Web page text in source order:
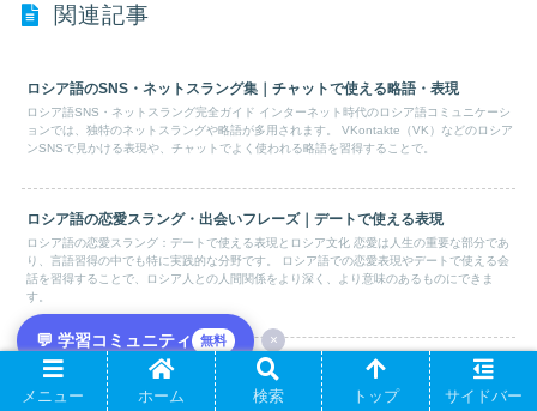
💬 学習コミュニティ 無料 ×
関連記事
ロシア語のSNS・ネットスラング集｜チャットで使える略語・表現
ロシア語SNS・ネットスラング完全ガイド インターネット時代のロシア語コミュニケーシ
ョンでは、独特のネットスラングや略語が多用されます。 VKontakte（VK）などのロシア
ンSNSで見かける表現や、チャットでよく使われる略語を習得することで。
ロシア語の恋愛スラング・出会いフレーズ｜デートで使える表現
ロシア語の恋愛スラング：デートで使える表現とロシア文化 恋愛は人生の重要な部分であ
り、言語習得の中でも特に実践的な分野です。 ロシア語での恋愛表現やデートで使える会
話を習得することで、ロシア人との人間関係をより深く、より意味のあるものにできま
す。
ロシア語の若者スラング｜современный молодежный сленг辞典
ロシアZ世代スラング45語。привет・круто・вайб・флексить等の若者語、英語借用の拡
メニュー ホーム 検索 トップ サイドバー